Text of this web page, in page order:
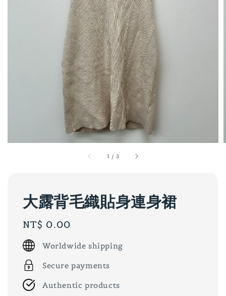
1 / 3
大露背毛織貼身連身裙
Regular
price
NT$ 0.00
Worldwide shipping
Secure payments
Authentic products